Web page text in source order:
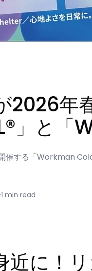
2026年
」と
催する「Workman
·1 min read
近に！